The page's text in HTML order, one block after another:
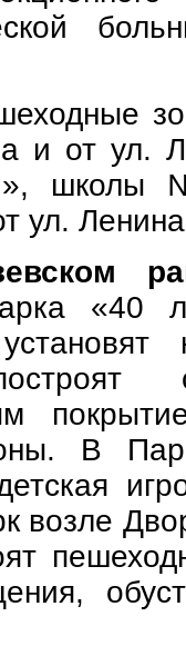
и от
ул.
В
возле